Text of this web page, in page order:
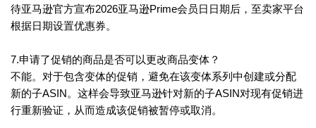
待亚马逊官方宣布2026亚马逊Prime会员日日期后，至卖家平台
根据日期设置优惠券。
7.申请了促销的商品是否可以更改商品变体？
不能。对于包含变体的促销，避免在该变体系列中创建或分配
新的子ASIN。这样会导致亚马逊针对新的子ASIN对现有促销进
行重新验证，从而造成该促销被暂停或取消。